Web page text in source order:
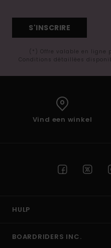
S'INSCRIRE
(*) Offre valable en ligne
Conditions détaillées
Vind een winkel
HULP
BOARDRIDERS INC.